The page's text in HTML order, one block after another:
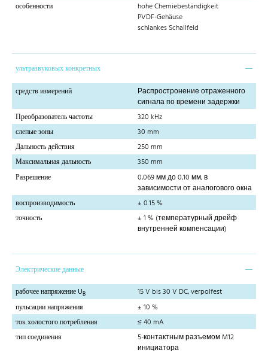
особенности
hohe Chemiebeständigkeit
PVDF-Gehäuse
schlankes Schallfeld
ультразвуковых конкретных
средств измерений
Распростронение отраженного
сигнала по времени задержки
Преобразователь частоты
320 kHz
слепые зоны
30 mm
Дальность действия
250 mm
Максимальная дальность
350 mm
Разрешение
0,069 мм до 0,10 мм, в
зависимости от аналогового окна
воспроизводимость
± 0.15 %
точность
± 1 % (температурный дрейф
внутренней компенсации)
Электрические данные
рабочее напряжение UB
15 V bis 30 V DC, verpolfest
пульсации напряжения
± 10 %
ток холостого потребления
≤ 40 mA
тип соединения
5-контактным разъемом M12
инициатора